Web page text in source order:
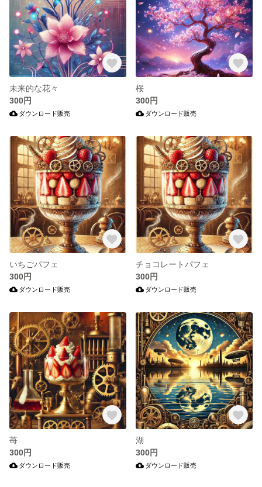
未来的な花々
300円
ダウンロード販売
桜
300円
ダウンロード販売
いちごパフェ
300円
ダウンロード販売
チョコレートパフェ
300円
ダウンロード販売
苺
300円
ダウンロード販売
湖
300円
ダウンロード販売